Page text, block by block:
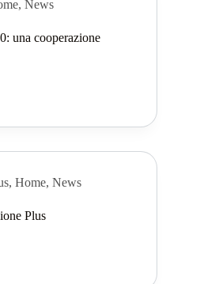
, News
una cooperazione
, Home, News
Plus